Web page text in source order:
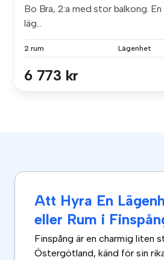
Bo Bra, 2:a med stor balkong. En
läg...
2 rum Lägenhet
6 773 kr
Att Hyra En
eller Rum i
Finspång är en charmig liten
Östergötland, känd för sin